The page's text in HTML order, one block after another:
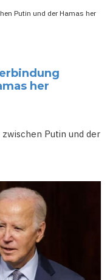
Putin und der Hamas her
her
Putin und der